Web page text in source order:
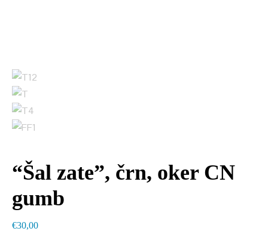
“Šal zate”, črn, oker CN
gumb
€30,00